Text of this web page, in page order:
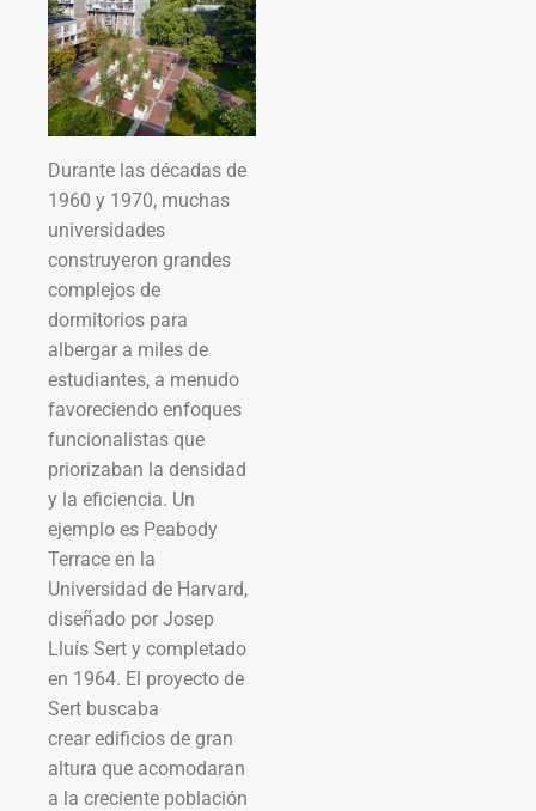
Durante las décadas de
1960 y 1970, muchas
universidades
construyeron grandes
complejos de
dormitorios para
albergar a miles de
estudiantes, a menudo
favoreciendo enfoques
funcionalistas que
priorizaban la densidad
y la eficiencia. Un
ejemplo es Peabody
Terrace en la
Universidad de Harvard,
diseñado por Josep
Lluís Sert y completado
en 1964. El proyecto de
Sert buscaba
crear edificios de gran
altura que acomodaran
a la creciente población